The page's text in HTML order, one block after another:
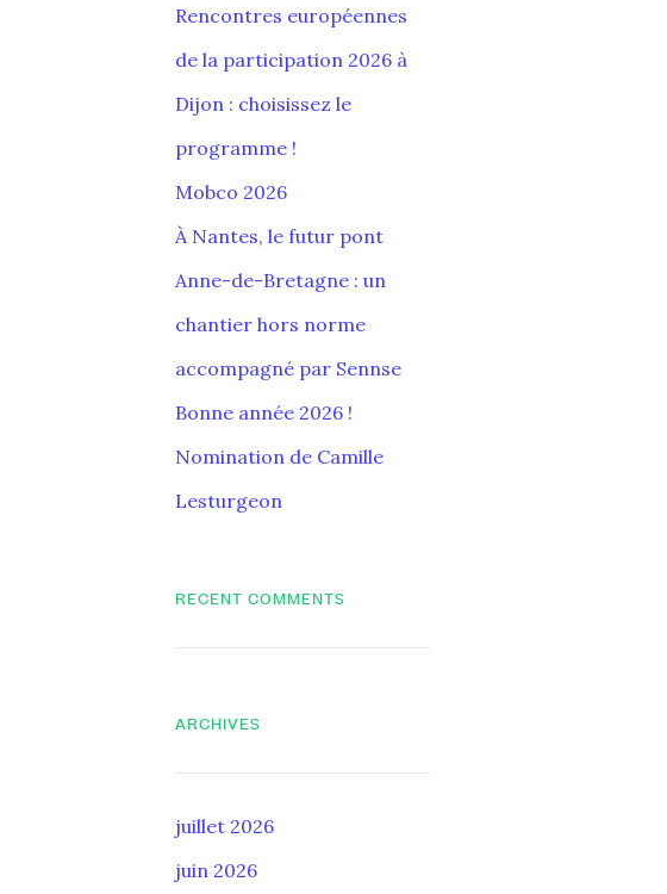
Rencontres européennes
de la participation 2026 à
Dijon : choisissez le
programme !
Mobco 2026
À Nantes, le futur pont
Anne-de-Bretagne : un
chantier hors norme
accompagné par Sennse
Bonne année 2026 !
Nomination de Camille
Lesturgeon
RECENT COMMENTS
ARCHIVES
juillet 2026
juin 2026